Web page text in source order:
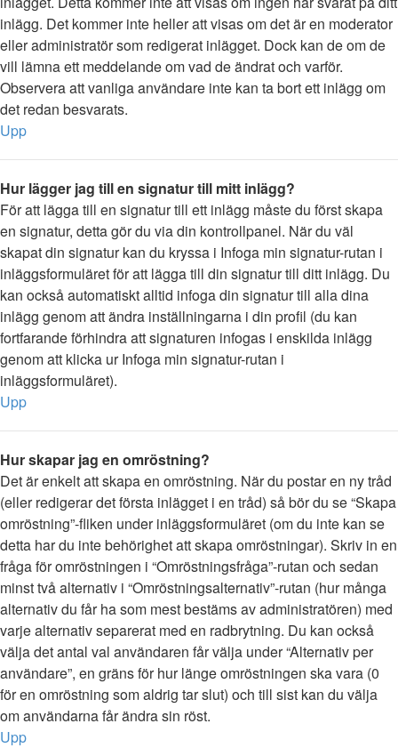
inlägg. Det kommer inte heller att visas om det är en moderator
eller administratör som redigerat inlägget. Dock kan de om de
vill lämna ett meddelande om vad de ändrat och varför.
Observera att vanliga användare inte kan ta bort ett inlägg om
det redan besvarats.
Upp
Hur lägger jag till en signatur till mitt inlägg?
För att lägga till en signatur till ett inlägg måste du först skapa
en signatur, detta gör du via din kontrollpanel. När du väl
skapat din signatur kan du kryssa i Infoga min signatur-rutan i
inläggsformuläret för att lägga till din signatur till ditt inlägg. Du
kan också automatiskt alltid infoga din signatur till alla dina
inlägg genom att ändra inställningarna i din profil (du kan
fortfarande förhindra att signaturen infogas i enskilda inlägg
genom att klicka ur Infoga min signatur-rutan i
inläggsformuläret).
Upp
Hur skapar jag en omröstning?
Det är enkelt att skapa en omröstning. När du postar en ny tråd
(eller redigerar det första inlägget i en tråd) så bör du se “Skapa
omröstning”-fliken under inläggsformuläret (om du inte kan se
detta har du inte behörighet att skapa omröstningar). Skriv in en
fråga för omröstningen i “Omröstningsfråga”-rutan och sedan
minst två alternativ i “Omröstningsalternativ”-rutan (hur många
alternativ du får ha som mest bestäms av administratören) med
varje alternativ separerat med en radbrytning. Du kan också
välja det antal val användaren får välja under “Alternativ per
användare”, en gräns för hur länge omröstningen ska vara (0
för en omröstning som aldrig tar slut) och till sist kan du välja
om användarna får ändra sin röst.
Upp